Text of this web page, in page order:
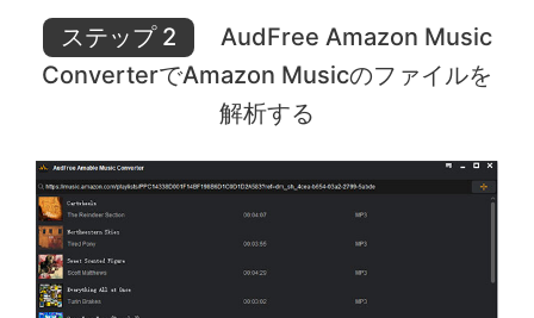
ステップ 2
AudFree Amazon Music
ConverterでAmazon Musicのファイルを
解析する